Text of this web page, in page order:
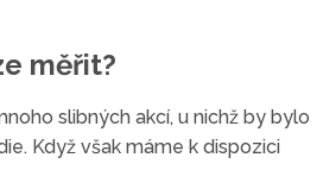
měřit?
slibných akcí, u nichž by bylo
Když však máme k dispozici